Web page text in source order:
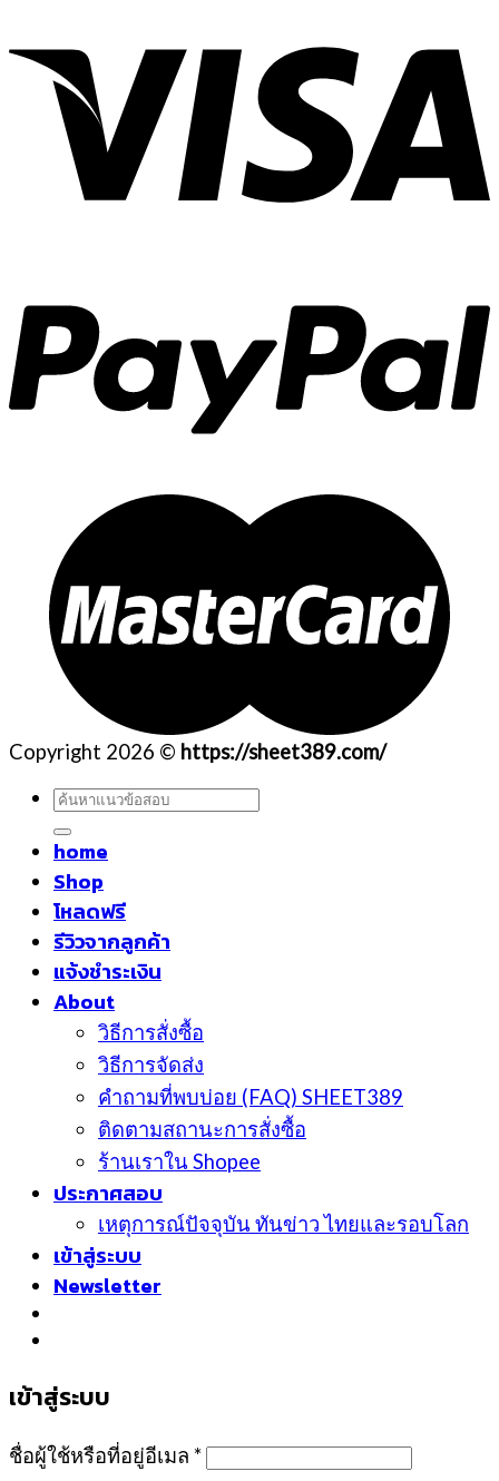
Copyright 2026 © https://sheet389.com/
ค้นหา:
home
Shop
โหลดฟรี
รีวิวจากลูกค้า
แจ้งชำระเงิน
About
วิธีการสั่งซื้อ
วิธีการจัดส่ง
คำถามที่พบบ่อย (FAQ) SHEET389
ติดตามสถานะการสั่งซื้อ
ร้านเราใน Shopee
ประกาศสอบ
เหตุการณ์ปัจจุบัน ทันข่าว ไทยและรอบโลก
เข้าสู่ระบบ
Newsletter
เข้าสู่ระบบ
ชื่อผู้ใช้หรือที่อยู่อีเมล *